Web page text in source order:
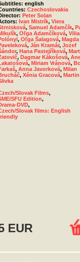
english
Czechoslovakia
Peter Solan
Ivan Mistrík, Viera
, Samuel Adamčík,
, Oľga Adamčíková,
, Oľga Šalagová, Magda
, Ján Kramár, Jozef
, Hana Pastejříková,
, Dagmar Kákošová,
, Miriam Vránová,
, Anna Javorková, Milan
, Xénia Gracová, Martin
Slovak Films,
SFU Edition,
DVD,
Slovak films: English
EUR